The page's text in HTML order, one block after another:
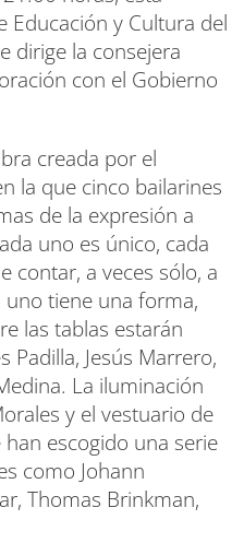
Educación y Cultura del
dirige la consejera
con el Gobierno
creada por el
la que cinco bailarines
de la expresión a
uno es único, cada
contar, a veces sólo, a
uno tiene una forma,
las tablas estarán
Padilla, Jesús Marrero,
La iluminación
y el vestuario de
han escogido una serie
como Johann
Thomas Brinkman,